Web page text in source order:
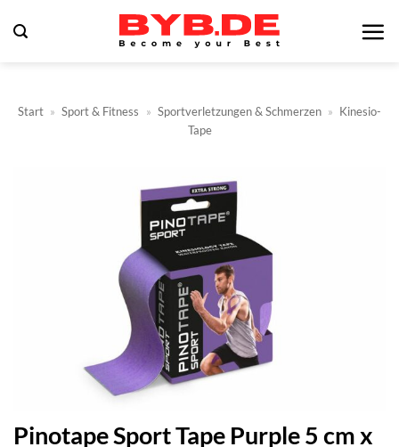
Inhalt
Start » Sport & Fitness » Sportverletzungen & Schmerzen » Kinesio-
Tape
Pinotape Sport Tape Purple 5 cm x